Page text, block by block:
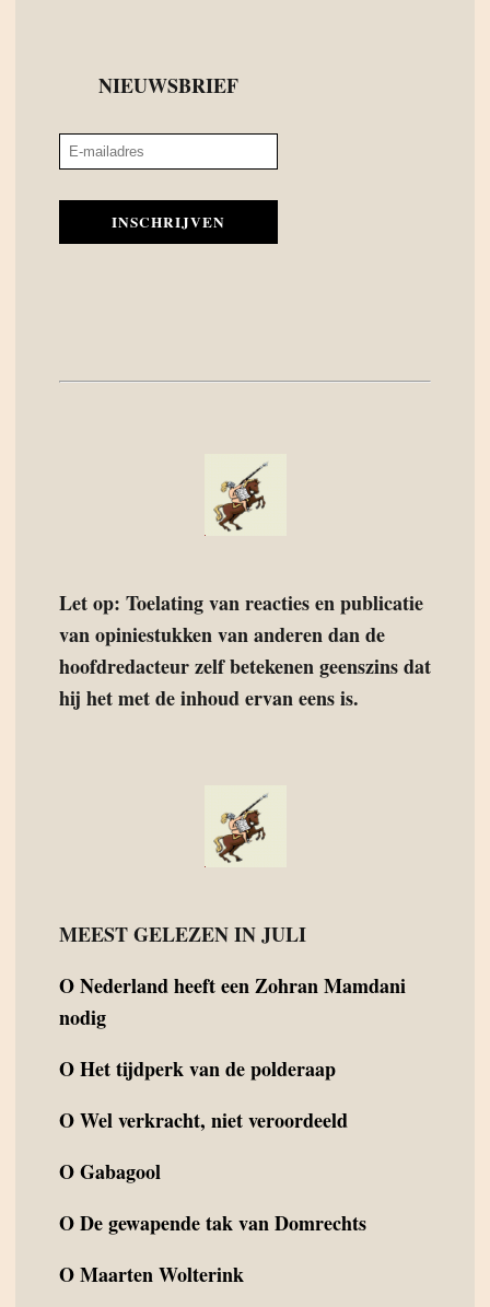
NIEUWSBRIEF
INSCHRIJVEN
Let op: Toelating van reacties en publicatie
van opiniestukken van anderen dan de
hoofdredacteur zelf betekenen geenszins dat
hij het met de inhoud ervan eens is.
MEEST GELEZEN IN JULI
ONederland heeft een Zohran Mamdani
nodig
OHet tijdperk van de polderaap
OWel verkracht, niet veroordeeld
OGabagool
ODe gewapende tak van Domrechts
OMaarten Wolterink